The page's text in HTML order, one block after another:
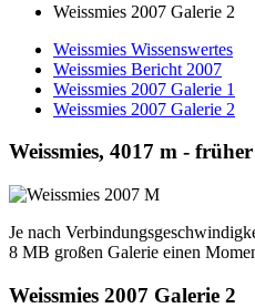
Weissmies 2007 Galerie 2
Weissmies Wissenswertes
Weissmies Bericht 2007
Weissmies 2007 Galerie 1
Weissmies 2007 Galerie 2
Weissmies, 4017 m -
Je nach
8 MB großen Galerie einen
Weissmies 2007 Galerie 2